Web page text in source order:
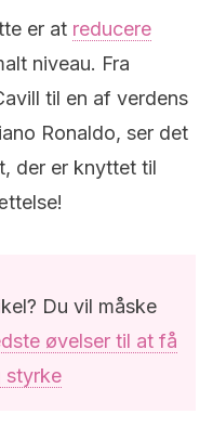
er at reducere
niveau. Fra
til en af verdens
Ronaldo, ser det
der er knyttet til
Du vil måske
øvelser til at få
styrke